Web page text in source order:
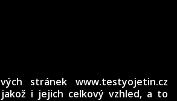
stránek www.testyojetin.cz
jakož i jejich celkový vzhled, a to